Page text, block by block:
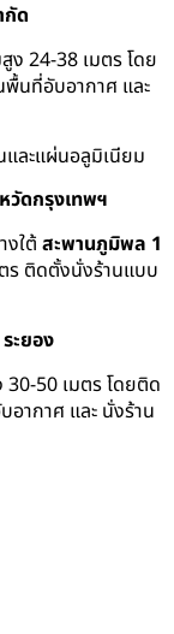
กัด
24-38 เมตร โดย
นที่อับอากาศ และ
ละแผ่นอลูมิเนียม
วัดกรุงเทพฯ
ใต้ สะพานภูมิพล 1
ร ติดตั้งนั่งร้านแบบ
ะยอง
50 เมตร โดยติด
ากาศ และ นั่งร้าน